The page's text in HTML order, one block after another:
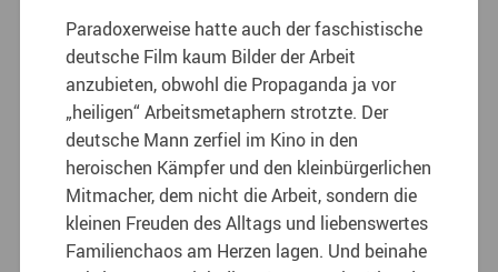
Paradoxerweise hatte auch der faschistische
deutsche Film kaum Bilder der Arbeit
anzubieten, obwohl die Propaganda ja vor
„heiligen“ Arbeitsmetaphern strotzte. Der
deutsche Mann zerfiel im Kino in den
heroischen Kämpfer und den kleinbürgerlichen
Mitmacher, dem nicht die Arbeit, sondern die
kleinen Freuden des Alltags und liebenswertes
Familienchaos am Herzen lagen. Und beinahe